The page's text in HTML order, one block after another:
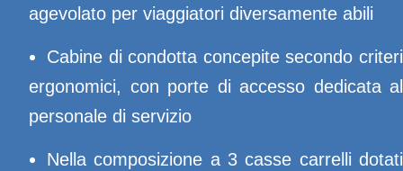
agevolato per viaggiatori diversamente abili
Cabine di condotta concepite secondo criteri
ergonomici, con porte di accesso dedicata al
personale di servizio
Nella composizione a 3 casse carrelli dotati